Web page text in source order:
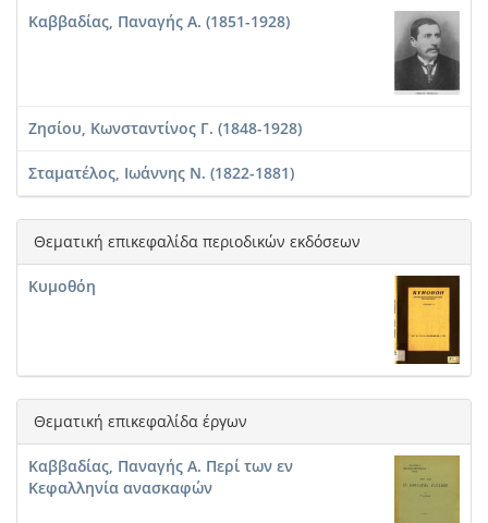
Καββαδίας, Παναγής Α. (1851-1928)
Ζησίου, Κωνσταντίνος Γ. (1848-1928)
Σταματέλος, Ιωάννης Ν. (1822-1881)
Θεματική επικεφαλίδα περιοδικών εκδόσεων
Κυμοθόη
Θεματική επικεφαλίδα έργων
Καββαδίας, Παναγής Α. Περί των εν
Κεφαλληνία ανασκαφών